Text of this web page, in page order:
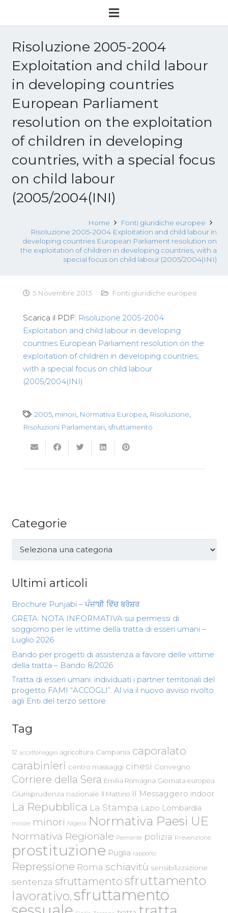
Risoluzione 2005-2004
Exploitation and child labour
in developing countries
European Parliament
resolution on the exploitation
of children in developing
countries, with a special focus
on child labour
(2005/2004(INI)
Home
Fonti giuridiche europee
Risoluzione 2005-2004 Exploitation and child labour in
developing countries European Parliament resolution on
the exploitation of children in developing countries, with a
special focus on child labour (2005/2004(INI)
5 Novembre 2013 Fonti giuridiche europee
Scarica il PDF: Risoluzione 2005-2004
Exploitation and child labour in developing
countries European Parliament resolution on the
exploitation of children in developing countries,
with a special focus on child labour
(2005/2004(INI)
2005 minori Normativa Europea Risoluzione
Risoluzioni Parlamentari sfruttamento
Categorie
Categorie
Ultimi articoli
Brochure Punjabi – ਪੰਜਾਬੀ ਵਿੱਚ ਬਰੋਸ਼ਰ
GRETA: NOTA INFORMATIVA sui permessi di
soggiorno per le vittime della tratta di esseri umani –
Luglio 2026
Bando per progetti di assistenza a favore delle vittime
della tratta – Bando 8/2026
Tratta di esseri umani: individuati i partner territoriali del
progetto FAMI “ACCOGLI”. Al via il nuovo avviso rivolto
agli Enti del terzo settore
Tag
12 accattonaggio agricoltura Campania caporalato
carabinieri centro massaggi cinesi Convegno
Corriere della Sera Emilia Romagna Giornata europea
Giurisprudenza nazionale Il Mattino Il Messaggero indoor
La Repubblica La Stampa Lazio Lombardia
minore minori Nigeria Normativa Paesi UE
Normativa Regionale Piemonte polizia Prevenzione
prostituzione Puglia rapporto
Repressione Roma schiavitù sensibilizzazione
sentenza sfruttamento sfruttamento
lavorativo.sfruttamento